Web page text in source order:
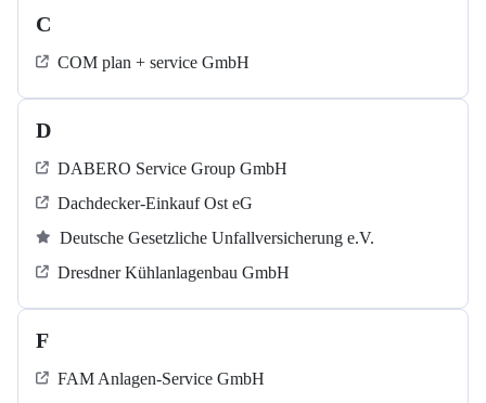
C
COM plan + service GmbH
D
DABERO Service Group GmbH
Dachdecker-Einkauf Ost eG
Deutsche Gesetzliche Unfallversicherung e.V.
Dresdner Kühlanlagenbau GmbH
F
FAM Anlagen-Service GmbH